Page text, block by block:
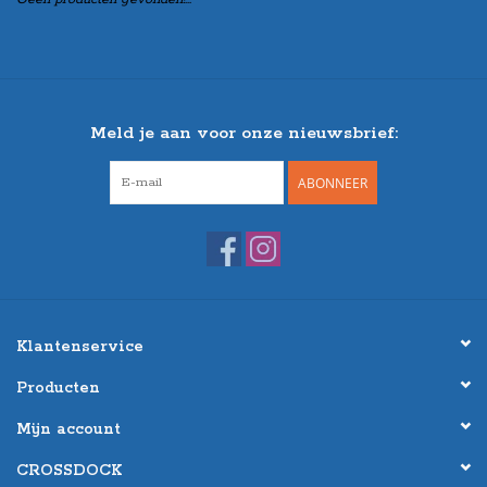
Meld je aan voor onze nieuwsbrief:
ABONNEER
Klantenservice
Producten
Mijn account
CROSSDOCK